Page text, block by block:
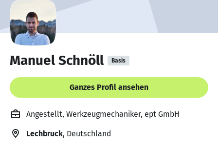
Manuel Schnöll Basis
Ganzes Profil ansehen
Angestellt, Werkzeugmechaniker, ept GmbH
Lechbruck, Deutschland